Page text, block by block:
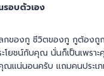
รอบตัวเอง
ของกู ชีวิตของกู กูต้องถูก
โยชน์กับคุณ นั่นก็เป็นเพรา
แน่นอนครับ แถมคนประเภ